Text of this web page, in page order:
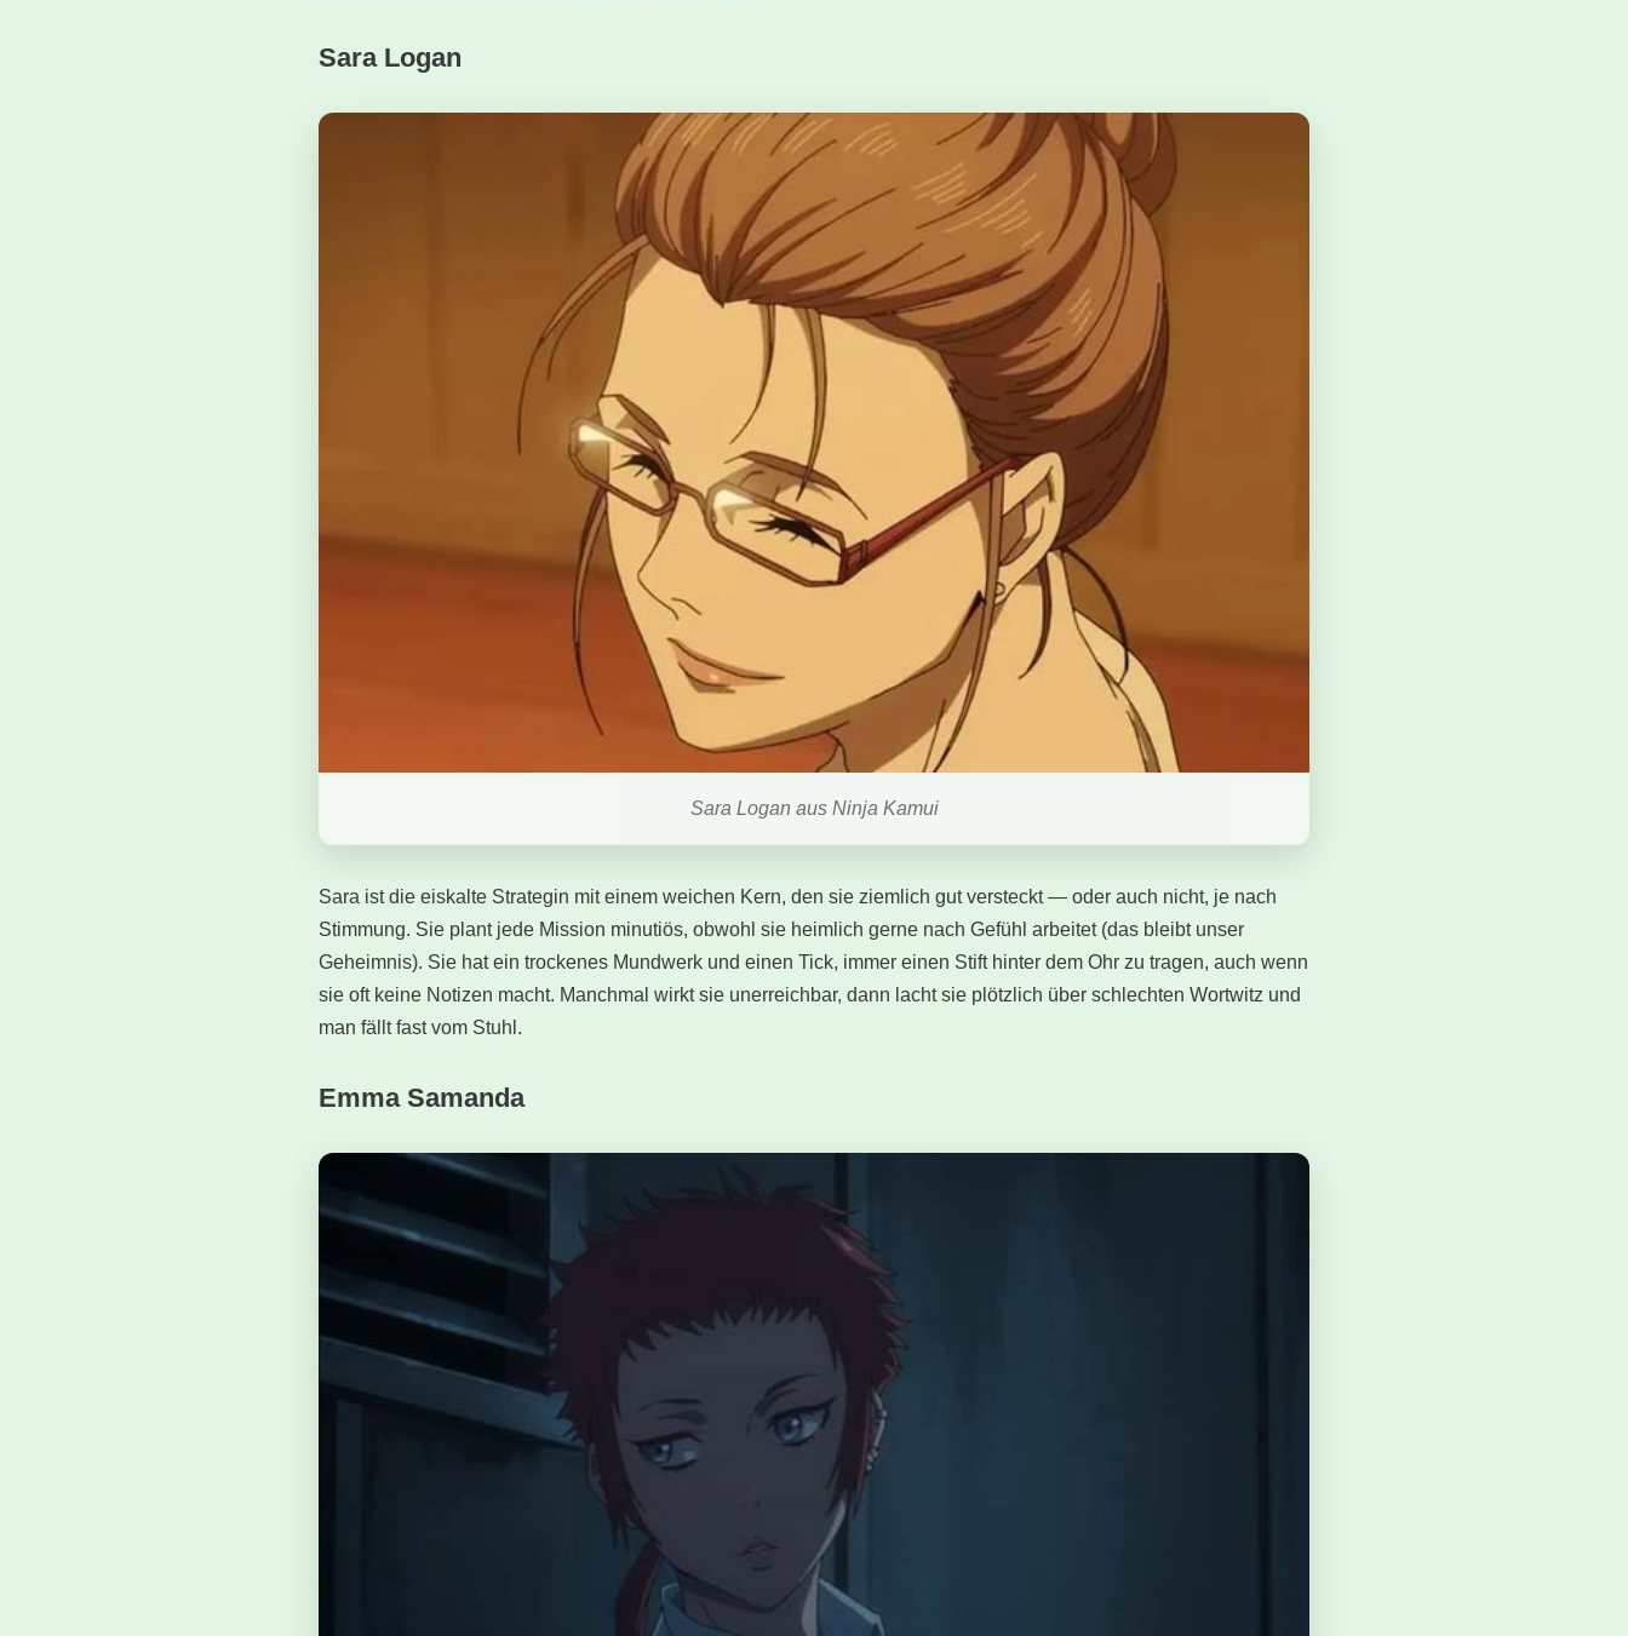
Sara Logan
Sara Logan aus Ninja Kamui
Sara ist die eiskalte Strategin mit einem weichen Kern, den sie ziemlich gut versteckt — oder auch nicht, je nach
Stimmung. Sie plant jede Mission minutiös, obwohl sie heimlich gerne nach Gefühl arbeitet (das bleibt unser
Geheimnis). Sie hat ein trockenes Mundwerk und einen Tick, immer einen Stift hinter dem Ohr zu tragen, auch wenn
sie oft keine Notizen macht. Manchmal wirkt sie unerreichbar, dann lacht sie plötzlich über schlechten Wortwitz und
man fällt fast vom Stuhl.
Emma Samanda